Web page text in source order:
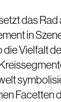
das
in
Vielfalt
Facetten